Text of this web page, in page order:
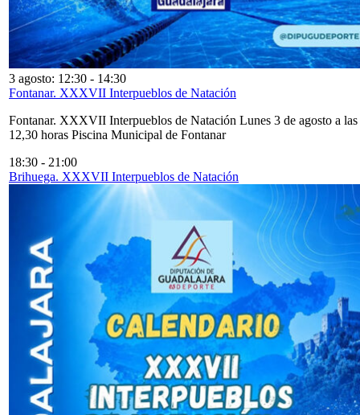
3 agosto: 12:30 - 14:30
Fontanar. XXXVII Interpueblos de Natación
Fontanar. XXXVII Interpueblos de Natación Lunes 3 de agosto a las
12,30 horas Piscina Municipal de Fontanar
18:30 - 21:00
Brihuega. XXXVII Interpueblos de Natación